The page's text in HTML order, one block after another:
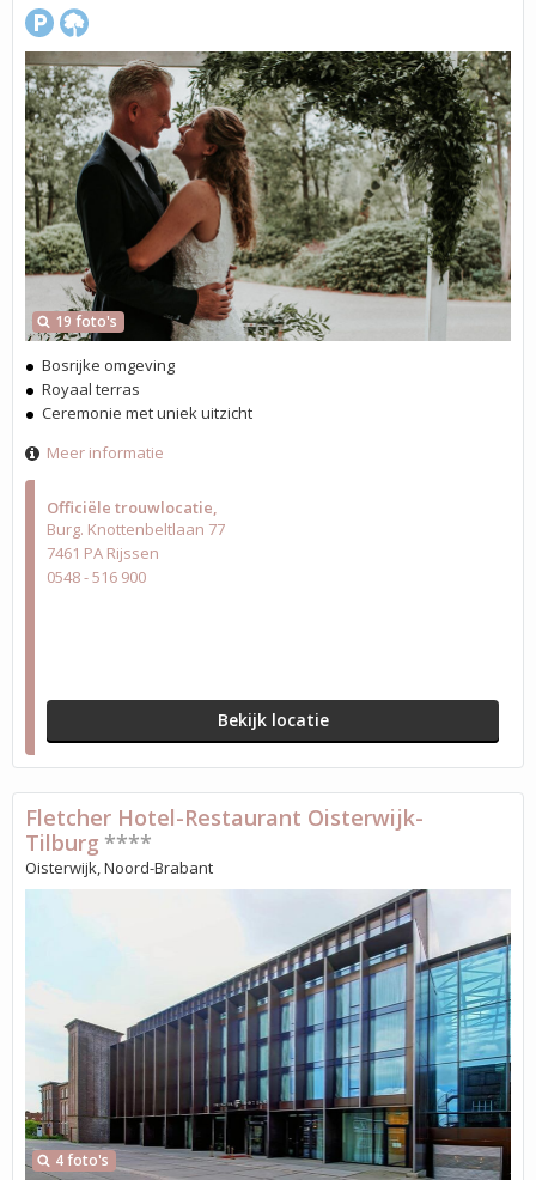
Officiële trouwlocatie
Burg. Knottenbeltlaan 77
7461 PA Rijssen
0548 - 516 900
Bekijk locatie
19 foto's
Bosrijke omgeving
Royaal terras
Ceremonie met uniek uitzicht
Meer informatie
4 foto's
Fletcher Hotel-Restaurant Oisterwijk-
Tilburg ****
Oisterwijk, Noord-Brabant